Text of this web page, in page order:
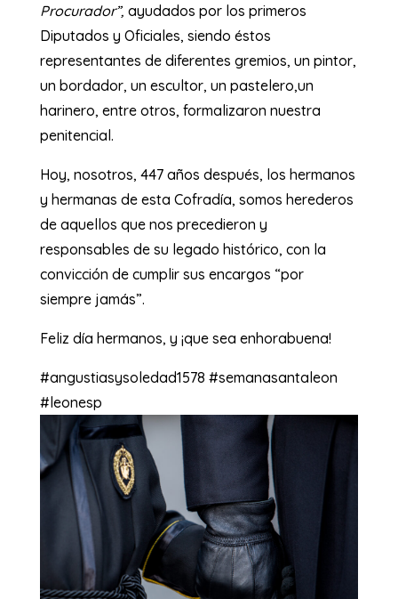
Procurador”, ayudados por los primeros
Diputados y Oficiales, siendo éstos
representantes de diferentes gremios, un pintor,
un bordador, un escultor, un pastelero,un
harinero, entre otros, formalizaron nuestra
penitencial.
Hoy, nosotros, 447 años después, los hermanos
y hermanas de esta Cofradía, somos herederos
de aquellos que nos precedieron y
responsables de su legado histórico, con la
convicción de cumplir sus encargos “por
siempre jamás”.
Feliz día hermanos, y ¡que sea enhorabuena!
#angustiasysoledad1578 #semanasantaleon
#leonesp